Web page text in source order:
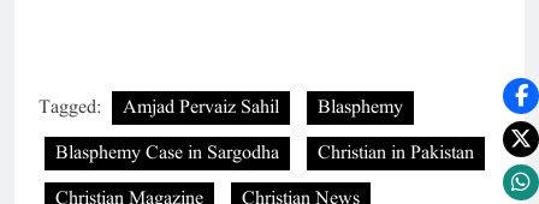
Tagged: Amjad Pervaiz Sahil
Blasphemy
Blasphemy Case in Sargodha
Christian in Pakistan